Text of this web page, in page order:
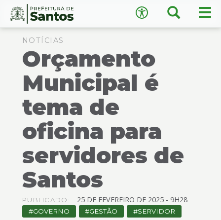
Ir
conteúdo
rodapé
Busca
Acessibilidade ×
A−
Conteúdo
NOTÍCIAS
Orçamento
Municipal é
tema de
oficina para
servidores de
Santos
PUBLICADO: 25 DE FEVEREIRO DE 2025 - 9H28
GOVERNO GESTÃO SERVIDOR